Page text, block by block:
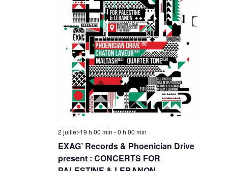
o
2 juillet-19 h 00 min -0 h 00 min
EXAG’ Records & Phoenician Drive
present : CONCERTS FOR